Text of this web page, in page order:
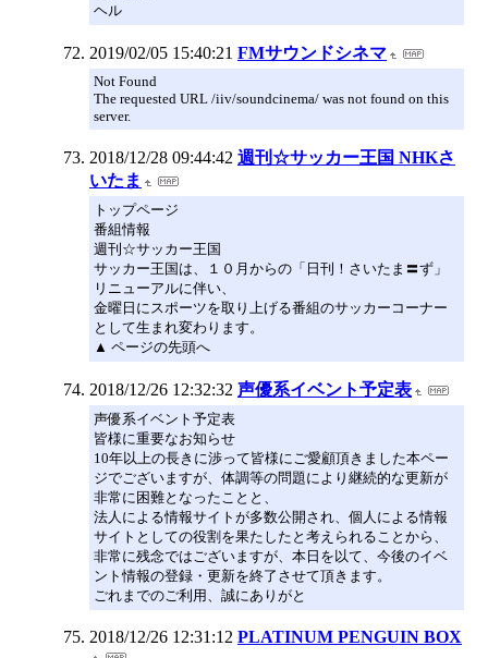
ヘル
2019/02/05 15:40:21 FMサウンドシネマ
Not Found
The requested URL /iiv/soundcinema/ was not found on this
server.
2018/12/28 09:44:42 週刊☆サッカー王国 NHKさ
いたま
トップページ
番組情報
週刊☆サッカー王国
サッカー王国は、１０月からの「日刊！さいたま〓ず」
リニューアルに伴い、
金曜日にスポーツを取り上げる番組のサッカーコーナー
として生まれ変わります。
▲ ページの先頭へ
2018/12/26 12:32:32 声優系イベント予定表
声優系イベント予定表
皆様に重要なお知らせ
10年以上の長きに渉って皆様にご愛顧頂きました本ペー
ジでございますが、体調等の問題により継続的な更新が
非常に困難となったことと、
法人による情報サイトが多数公開され、個人による情報
サイトとしての役割を果たしたと考えられることから、
非常に残念ではございますが、本日を以て、今後のイベ
ント情報の登録・更新を終了させて頂きます。
ごれまでのご利用、誠にありがと
2018/12/26 12:31:12 PLATINUM PENGUIN BOX